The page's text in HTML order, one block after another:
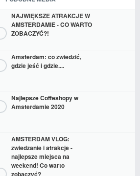
NAJWIĘKSZE ATRAKCJE W
AMSTERDAMIE - CO WARTO
ZOBACZYĆ?!
Amsterdam: co zwiedzić,
gdzie jeść i gdzie....
Najlepsze Coffeshopy w
Amsterdamie 2020
AMSTERDAM VLOG:
zwiedzanie i atrakcje -
najlepsze miejsca na
weekend! Co warto
zobaczyć?